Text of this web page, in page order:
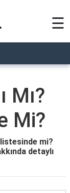
☰
Mı?
Mi?
mi?
detaylı